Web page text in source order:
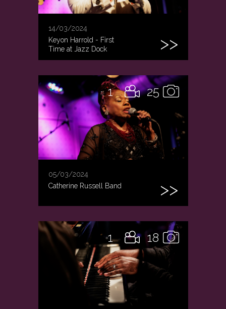
14/03/2024
Keyon Harrold - First
Time at Jazz Dock
25
1
05/03/2024
Catherine Russell Band
18
1